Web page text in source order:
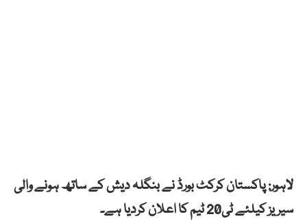
لاہور: پاکستان کرکٹ بورڈ نے بنگلہ دیش کے ساتھ ہونے والی
سیریز کیلئے ٹی20 ٹیم کا اعلان کردیا ہے۔